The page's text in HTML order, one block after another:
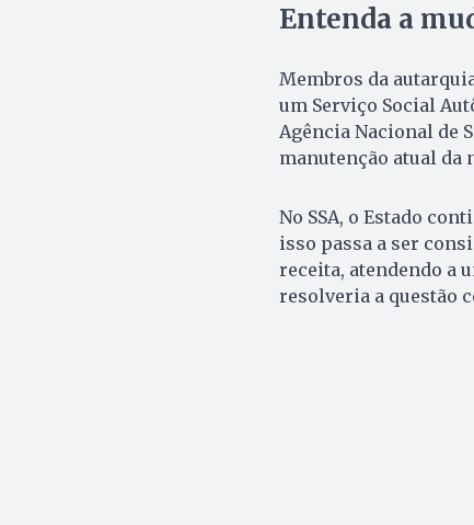
Entenda a
Membros da
um Serviço Social
Agência Nacional de
manutenção atual da
No SSA, o Estado
isso passa a ser
receita, atendendo a
resolveria a questão